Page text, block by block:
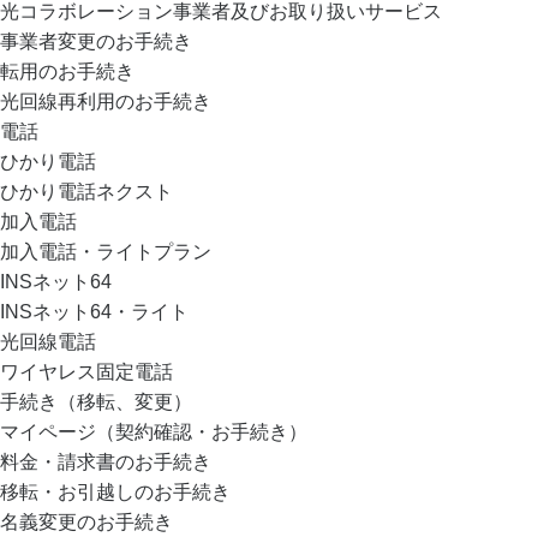
光コラボレーション事業者及びお取り扱いサービス
事業者変更のお手続き
転用のお手続き
光回線再利用のお手続き
電話
ひかり電話
ひかり電話ネクスト
加入電話
加入電話・ライトプラン
INSネット64
INSネット64・ライト
光回線電話
ワイヤレス固定電話
手続き（移転、変更）
マイページ（契約確認・お手続き）
料金・請求書のお手続き
移転・お引越しのお手続き
名義変更のお手続き